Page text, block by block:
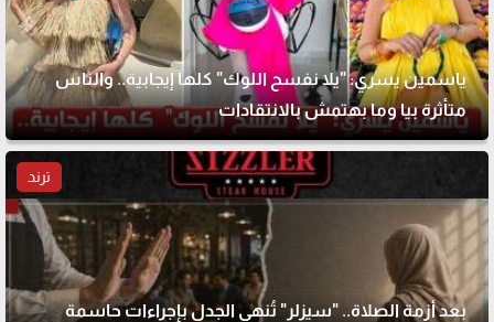
ياسمين يسري: "يلا نفسح اللوك" كلها إيجابية.. والناس
متأثرة بيا وما بهتمش بالانتقادات
ترند
بعد أزمة الصلاة.. "سيزلر" تُنهي الجدل بإجراءات حاسمة